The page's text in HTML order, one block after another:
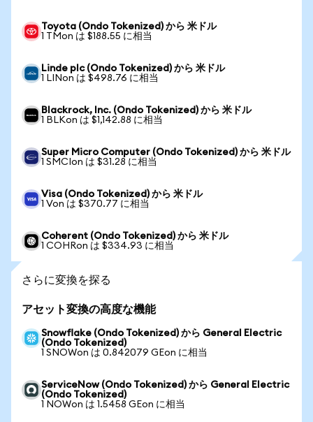
Toyota (Ondo Tokenized) から 米ドル
1 TMon は $188.55 に相当
Linde plc (Ondo Tokenized) から 米ドル
1 LINon は $498.76 に相当
Blackrock, Inc. (Ondo Tokenized) から 米ドル
1 BLKon は $1,142.88 に相当
Super Micro Computer (Ondo Tokenized) から 米ドル
1 SMCIon は $31.28 に相当
Visa (Ondo Tokenized) から 米ドル
1 Von は $370.77 に相当
Coherent (Ondo Tokenized) から 米ドル
1 COHRon は $334.93 に相当
さらに変換を探る
アセット変換の高度な機能
Snowflake (Ondo Tokenized) から General Electric
(Ondo Tokenized)
1 SNOWon は 0.842079 GEon に相当
ServiceNow (Ondo Tokenized) から General Electric
(Ondo Tokenized)
1 NOWon は 1.5458 GEon に相当